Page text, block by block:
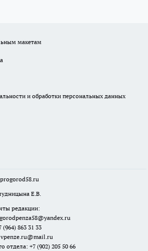
макетам
и обработки персональных данных
Е.В.
редакции:
863 31 33
отдела: +7 (902) 205 50 66